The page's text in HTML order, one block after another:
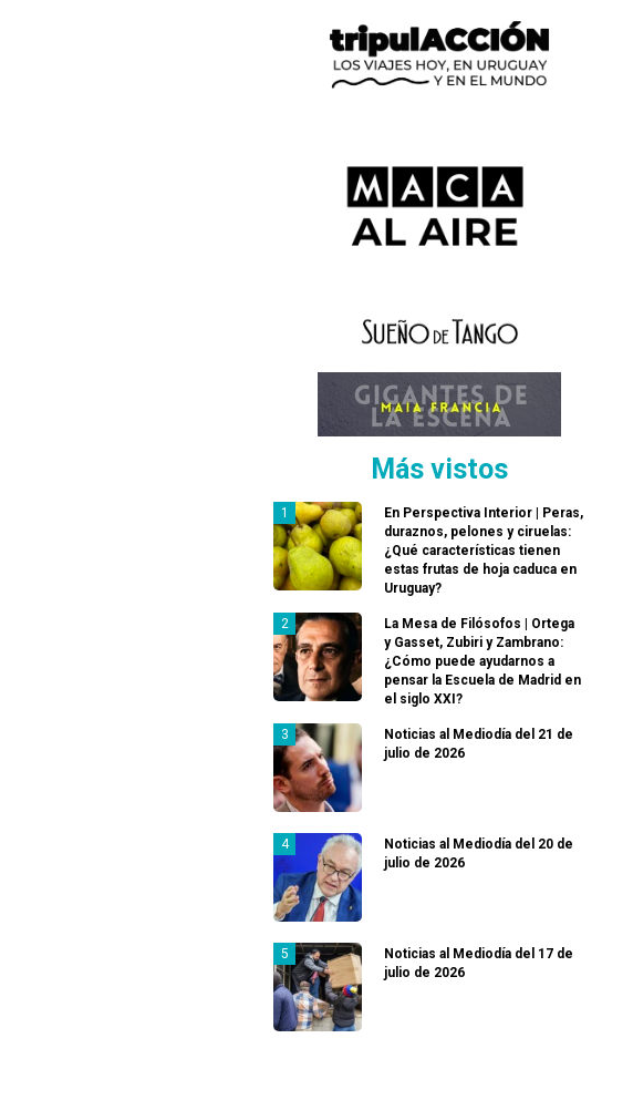
Más vistos
En Perspectiva Interior | Peras,
duraznos, pelones y ciruelas:
¿Qué características tienen
estas frutas de hoja caduca en
Uruguay?
La Mesa de Filósofos | Ortega
y Gasset, Zubiri y Zambrano:
¿Cómo puede ayudarnos a
pensar la Escuela de Madrid en
el siglo XXI?
Noticias al Mediodía del 21 de
julio de 2026
Noticias al Mediodía del 20 de
julio de 2026
Noticias al Mediodía del 17 de
julio de 2026